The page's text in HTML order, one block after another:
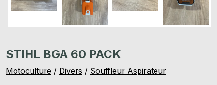
STIHL BGA 60 PACK
Motoculture / Divers / Souffleur Aspirateur